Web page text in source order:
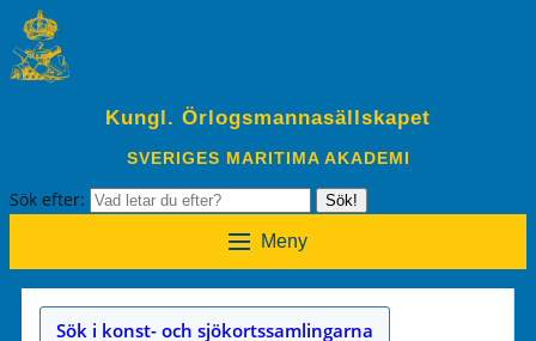
Kungl. Örlogsmannasällskapet
SVERIGES MARITIMA AKADEMI
Sök efter: Sök!
Meny
Sök i konst- och sjökortssamlingarna